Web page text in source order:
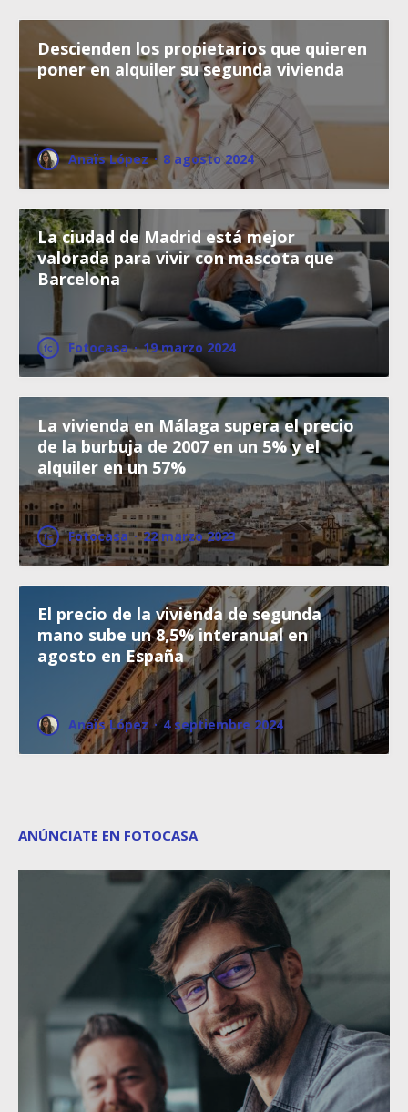
Descienden los propietarios que quieren
poner en alquiler su segunda vivienda
Anaïs López · 8 agosto 2024
La ciudad de Madrid está mejor
valorada para vivir con mascota que
Barcelona
Fotocasa · 19 marzo 2024
La vivienda en Málaga supera el precio
de la burbuja de 2007 en un 5% y el
alquiler en un 57%
Fotocasa · 22 marzo 2023
El precio de la vivienda de segunda
mano sube un 8,5% interanual en
agosto en España
Anaïs López · 4 septiembre 2024
ANÚNCIATE EN FOTOCASA